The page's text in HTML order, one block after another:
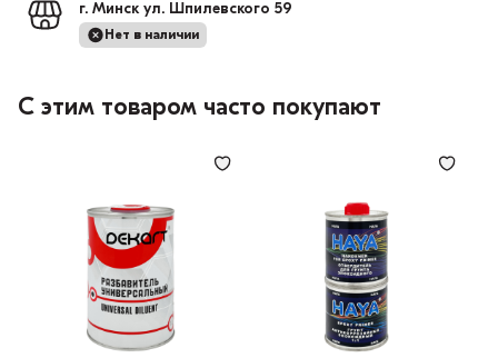
г. Минск ул. Шпилевского 59
Нет в наличии
С этим товаром часто покупают